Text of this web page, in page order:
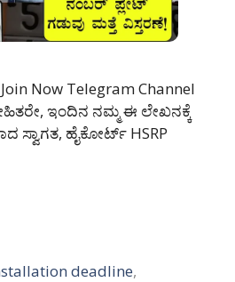
Now Telegram Channel
ಇಂದಿನ ನಮ್ಮ ಈ ಲೇಖನಕ್ಕೆ
ಸ್ವಾಗತ, ಹೈಕೋರ್ಟ್ HSRP
deadline,